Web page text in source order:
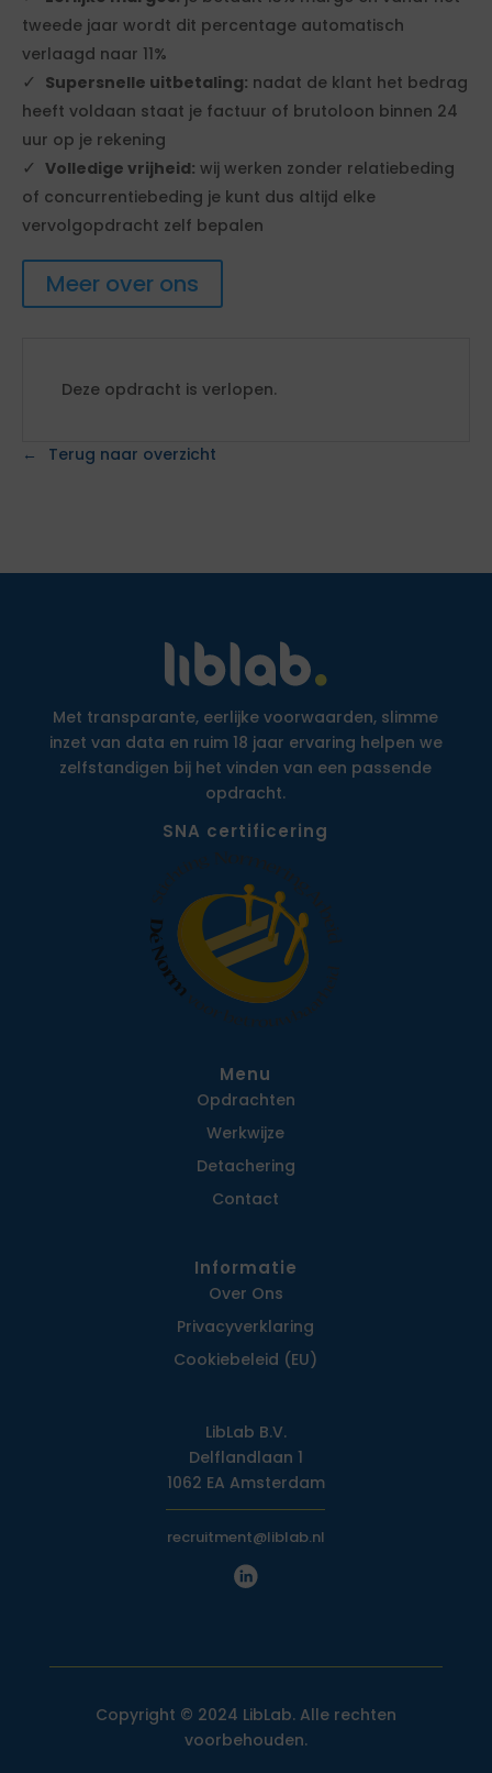
tweede jaar wordt dit percentage automatisch
verlaagd naar 11%
Supersnelle uitbetaling: nadat de klant het bedrag
heeft voldaan staat je factuur of brutoloon binnen 24
uur op je rekening
Volledige vrijheid: wij werken zonder relatiebeding
of concurrentiebeding je kunt dus altijd elke
vervolgopdracht zelf bepalen
Meer over ons
Deze opdracht is verlopen.
Terug naar overzicht
Met transparante, eerlijke voorwaarden, slimme
inzet van data en ruim 18 jaar ervaring helpen we
zelfstandigen bij het vinden van een passende
opdracht.
SNA certificering
Menu
Opdrachten
Werkwijze
Detachering
Contact
Informatie
Over Ons
Privacy­verklaring
Cookiebeleid (EU)
LibLab B.V.
Delflandlaan 1
1062 EA Amsterdam
recruitment@liblab.nl
Copyright © 2024 LibLab. Alle rechten
voorbehouden.